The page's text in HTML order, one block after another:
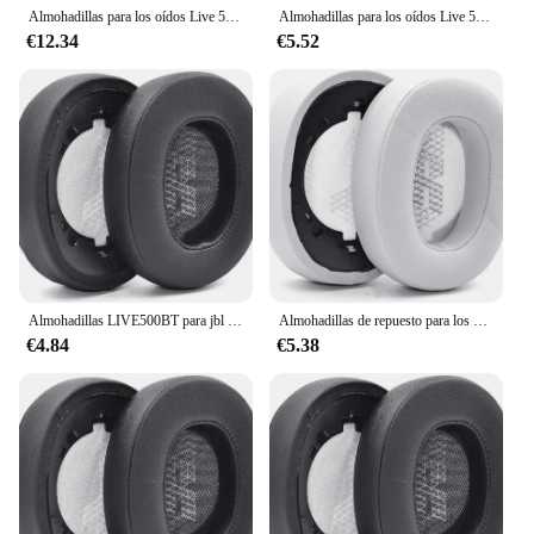
Almohadillas para los oídos Live 500 BT, almohadillas de espuma viscoelástica de cuero y proteína de repuesto, compatibles con auriculares inalámbricos JBL Live 500
€12.34
Almohadillas para los oídos Live 500 BT, almohadillas para los oídos de espuma de memoria y cuero con proteínas de repuesto, compatibles con JBL Live 500BT Wireless
€5.52
Almohadillas LIVE500BT para jbl Live 500 BT/Live 500BT, almohadillas para auriculares, cojín para auriculares, Funda de cuero con proteína, pieza de reparación, 1 par
€4.84
Almohadillas de repuesto para los oídos JBL Live 500 BT, almohadillas de espuma viscoelástica de cuero, Compatible con Live 500BT Wireless
€5.38